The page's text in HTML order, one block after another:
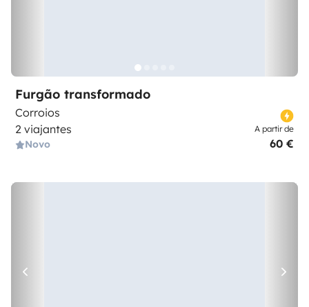
Furgão transformado
Corroios
2 viajantes
Novo
A partir de
60 €